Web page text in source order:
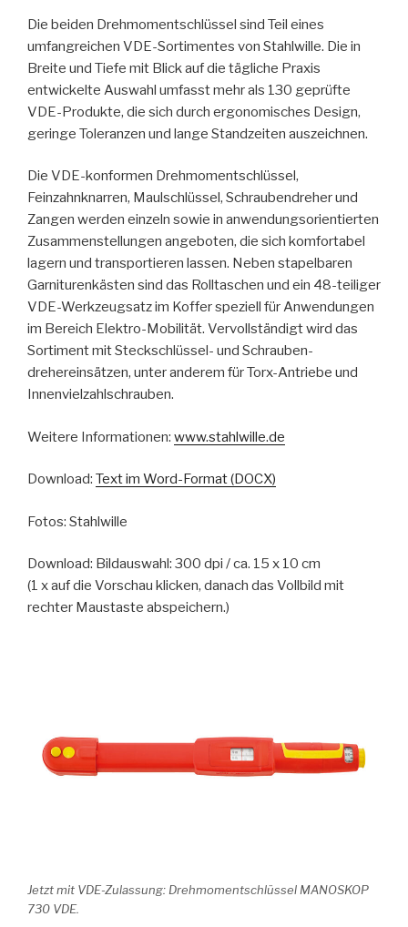
Die beiden Drehmomentschlüssel sind Teil eines
umfangreichen VDE-Sortimentes von Stahlwille. Die in
Breite und Tiefe mit Blick auf die tägliche Praxis
entwickelte Auswahl umfasst mehr als 130 geprüfte
VDE-Produkte, die sich durch ergonomisches Design,
geringe Toleranzen und lange Standzeiten auszeichnen.
Die VDE-konformen Drehmomentschlüssel,
Feinzahnknarren, Maulschlüssel, Schraubendreher und
Zangen werden einzeln sowie in anwendungsorientierten
Zusammenstellungen angeboten, die sich komfortabel
lagern und transportieren lassen. Neben stapelbaren
Garniturenkästen sind das Rolltaschen und ein 48-teiliger
VDE-Werkzeugsatz im Koffer speziell für Anwendungen
im Bereich Elektro-Mobilität. Vervollständigt wird das
Sortiment mit Steckschlüssel- und Schrauben­
drehereinsätzen, unter anderem für Torx-Antriebe und
Innenvielzahlschrauben.
Weitere Informationen: www.stahlwille.de
Download: Text im Word-Format (DOCX)
Fotos: Stahlwille
Download: Bildauswahl: 300 dpi / ca. 15 x 10 cm
(1 x auf die Vorschau klicken, danach das Vollbild mit
rechter Maustaste abspeichern.)
Jetzt mit VDE-Zulassung: Drehmomentschlüssel MANOSKOP
730 VDE.